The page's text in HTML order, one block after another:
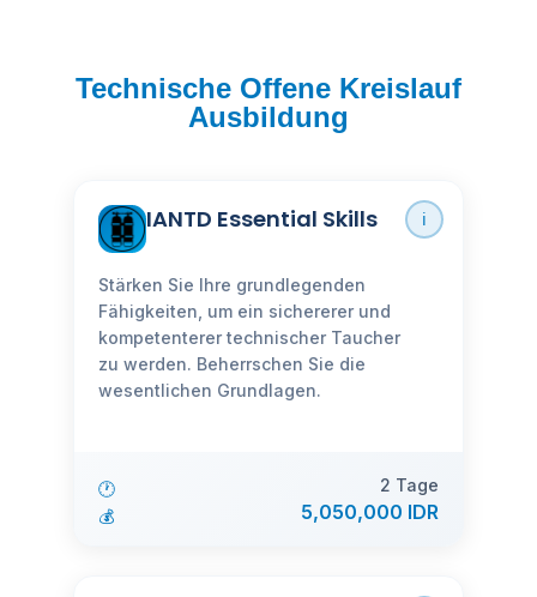
Technische Offene Kreislauf
Ausbildung
ℹ️
IANTD Essential Skills
Stärken Sie Ihre grundlegenden
Fähigkeiten, um ein sichererer und
kompetenterer technischer Taucher
zu werden. Beherrschen Sie die
wesentlichen Grundlagen.
🕐
2 Tage
💰
5,050,000 IDR